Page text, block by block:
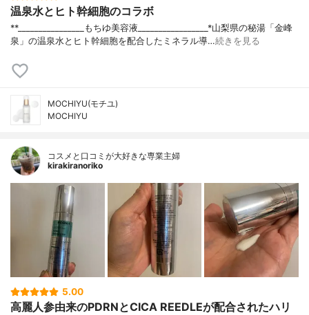
温泉水とヒト幹細胞のコラボ
**⁡________________⁡もちゆ⁡美容液⁡_________________⁡⁡⁡*山梨県の秘湯「金峰
泉」の温泉水とヒト幹細胞を配合したミネラル導…続きを見る
MOCHIYU(モチユ)
MOCHIYU
コスメと口コミが大好きな専業主婦
kirakiranoriko
5.00
高麗人参由来のPDRNとCICA REEDLEが配合されたハリ